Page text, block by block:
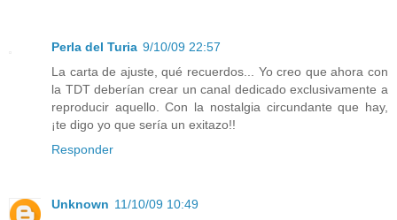
Perla del Turia 9/10/09 22:57
La carta de ajuste, qué recuerdos... Yo creo que ahora con
la TDT deberían crear un canal dedicado exclusivamente a
reproducir aquello. Con la nostalgia circundante que hay,
¡te digo yo que sería un exitazo!!
Responder
Unknown 11/10/09 10:49